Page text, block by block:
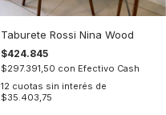
Taburete Rossi Nina Wood
$424.845
$297.391,50 con Efectivo Cash
12 cuotas sin interés de
$35.403,75